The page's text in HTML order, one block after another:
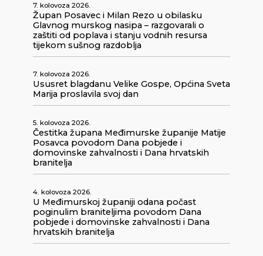
7. kolovoza 2026.
Župan Posavec i Milan Rezo u obilasku
Glavnog murskog nasipa – razgovarali o
zaštiti od poplava i stanju vodnih resursa
tijekom sušnog razdoblja
7. kolovoza 2026.
Ususret blagdanu Velike Gospe, Općina Sveta
Marija proslavila svoj dan
5. kolovoza 2026.
Čestitka župana Međimurske županije Matije
Posavca povodom Dana pobjede i
domovinske zahvalnosti i Dana hrvatskih
branitelja
4. kolovoza 2026.
U Međimurskoj županiji odana počast
poginulim braniteljima povodom Dana
pobjede i domovinske zahvalnosti i Dana
hrvatskih branitelja